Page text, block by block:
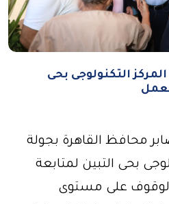
التكنولوجى بحى
محافظ القاهرة بجولة
بحى التبين لمتابعة
على مستوى